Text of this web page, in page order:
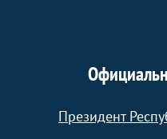
Президент